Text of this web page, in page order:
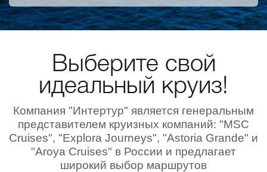
Выберите свой
идеальный круиз!
Компания "Интертур" является генеральным
представителем круизных компаний: "MSC
Cruises", "Explora Journeys", "Astoria Grande" и
"Aroya Cruises" в России и предлагает
широкий выбор маршрутов